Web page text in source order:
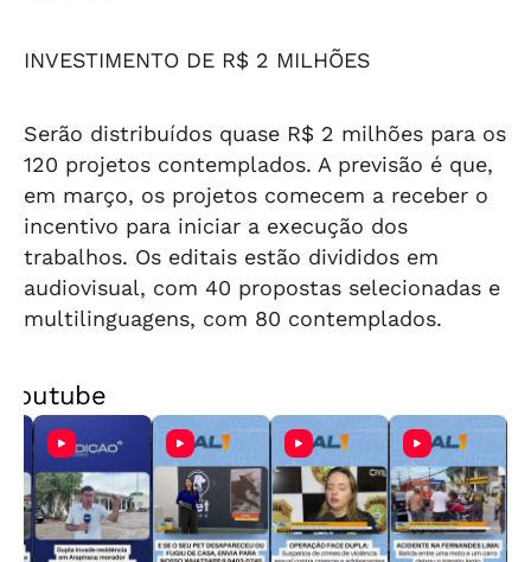
INVESTIMENTO DE R$ 2 MILHÕES
Serão distribuídos quase R$ 2 milhões para os
120 projetos contemplados. A previsão é que,
em março, os projetos comecem a receber o
incentivo para iniciar a execução dos
trabalhos. Os editais estão divididos em
audiovisual, com 40 propostas selecionadas e
multilinguagens, com 80 contemplados.